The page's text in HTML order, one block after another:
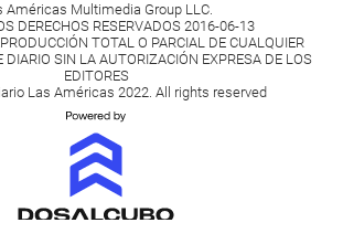
Américas Multimedia Group LLC.
DERECHOS RESERVADOS 2016-06-13
TOTAL O PARCIAL DE CUALQUIER
DIARIO SIN LA AUTORIZACIÓN EXPRESA DE LOS
EDITORES
Las Américas 2022. All rights reserved